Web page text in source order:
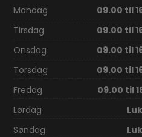
Mandag
09.00 til
Tirsdag
09.00 til
Onsdag
09.00 til
Torsdag
09.00 til
Fredag
09.00 til
Lørdag
Søndag